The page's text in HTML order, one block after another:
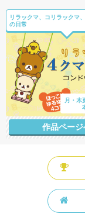
リラックマ、コリラックマ
の日常
月・木
作品ページ